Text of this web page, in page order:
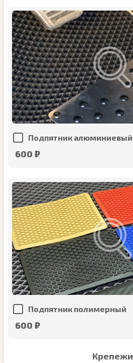
Подпятник алюминиевый
600 ₽
Подпятник полимерный
600 ₽
Крепежи